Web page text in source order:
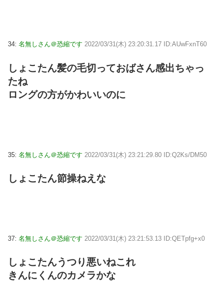
34: 名無しさん＠恐縮です 2022/03/31(木) 23:20:31.17 ID:AUwFxnT60
しょこたん髪の毛切っておばさん感出ちゃっ
たね
ロングの方がかわいいのに
35: 名無しさん＠恐縮です 2022/03/31(木) 23:21:29.80 ID:Q2Ks/DM50
しょこたん節操ねえな
37: 名無しさん＠恐縮です 2022/03/31(木) 23:21:53.13 ID:QETpfg+x0
しょこたんうつり悪いねこれ
きんにくんのカメラかな